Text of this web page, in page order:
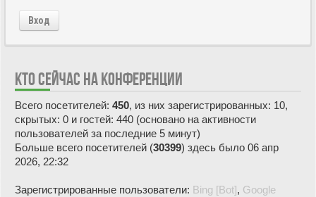
Вход
КТО СЕЙЧАС НА КОНФЕРЕНЦИИ
Всего посетителей: 450, из них зарегистрированных: 10,
скрытых: 0 и гостей: 440 (основано на активности
пользователей за последние 5 минут)
Больше всего посетителей (30399) здесь было 06 апр
2026, 22:32
Зарегистрированные пользователи: Bing [Bot], Google